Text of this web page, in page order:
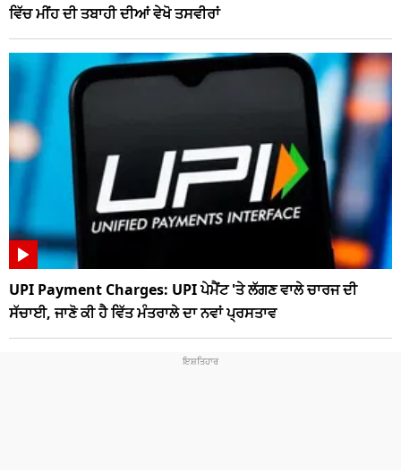
ਵਿੱਚ ਮੀਂਹ ਦੀ ਤਬਾਹੀ ਦੀਆਂ ਵੇਖੋ ਤਸਵੀਰਾਂ
UPI Payment Charges: UPI ਪੇਮੈਂਟ 'ਤੇ ਲੱਗਣ ਵਾਲੇ ਚਾਰਜ ਦੀ
ਸੱਚਾਈ, ਜਾਣੋ ਕੀ ਹੈ ਵਿੱਤ ਮੰਤਰਾਲੇ ਦਾ ਨਵਾਂ ਪ੍ਰਸਤਾਵ